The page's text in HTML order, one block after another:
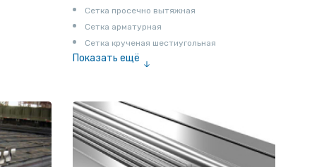
Сетка просечно вытяжная
Сетка арматурная
Сетка крученая шестиугольная
Показать ещё